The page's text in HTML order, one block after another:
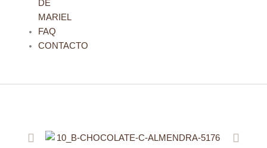
DE
MARIEL
FAQ
CONTACTO
Previo